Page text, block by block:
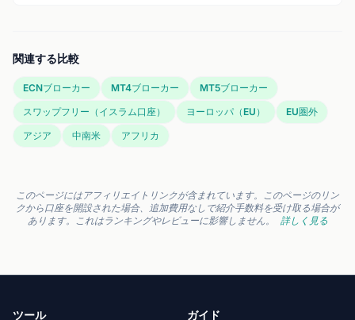
関連する比較
ECNブローカー MT4ブローカー
MT5ブローカー
スワップフリー（イスラム口座）
ヨーロッパ（EU）
EU圏外
アジア
中南米 アフリカ
このページにはアフィリエイトリンクが含まれています。このページのリン
クから口座を開設された場合、追加費用なしで紹介手数料を受け取る場合が
あります。これはランキングやレビューに影響しません。
詳しく見る
ツール ガイド